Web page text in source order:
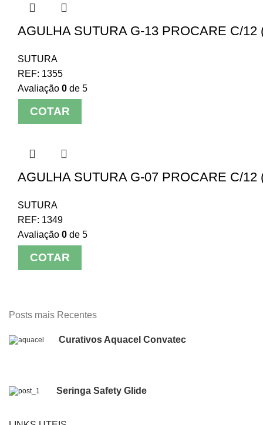
AGULHA SUTURA G-13 PROCARE C/12
SUTURA
REF: 1355
Avaliação 0 de 5
COTAR
AGULHA SUTURA G-07 PROCARE C/12
SUTURA
REF: 1349
Avaliação 0 de 5
COTAR
Posts mais Recentes
Curativos Aquacel Convatec
Seringa Safety Glide